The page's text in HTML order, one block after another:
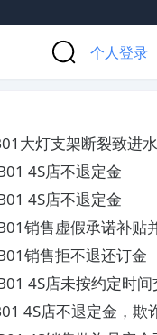
个人登录
大灯支架断裂致进
修 4S店不退定金
4S店不退定金
销售虚假承诺补贴
销售拒不退还订金
4S店未按约定时间
4S店不退定金，欺